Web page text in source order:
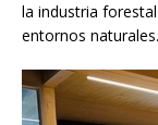
la industria
entornos naturales.